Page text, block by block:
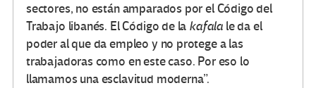
sectores, no están amparados por el Código del
Trabajo libanés. El Código de la kafala le da el
poder al que da empleo y no protege a las
trabajadoras como en este caso. Por eso lo
llamamos una esclavitud moderna”.